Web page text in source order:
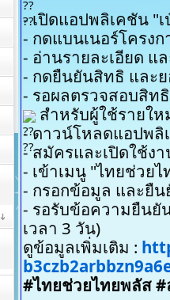
- เปิดแอปพลิเคชัน "
- กดแบนเนอร์โครง
- อ่านรายละเอียด แ
- กดยืนยันสิทธิ และย
- รอผลตรวจสอบสิท
สำหรับผู้ใช้รายให
- ดาวน์โหลดแอปพลิ
- สมัครและเปิดใช้ง
- เข้าเมนู "ไทยช่วย
- กรอกข้อมูล และยืน
- รอรับข้อความยืนยัน
เวลา 3 วัน)
ดูข้อมูลเพิ่มเติม :
#ไทยช่วยไทยพลัส#